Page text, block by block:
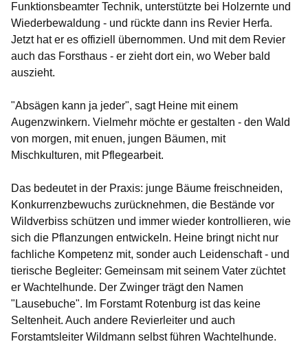
Funktionsbeamter Technik, unterstützte bei Holzernte und
Wiederbewaldung - und rückte dann ins Revier Herfa.
Jetzt hat er es offiziell übernommen. Und mit dem Revier
auch das Forsthaus - er zieht dort ein, wo Weber bald
auszieht.
"Absägen kann ja jeder", sagt Heine mit einem
Augenzwinkern. Vielmehr möchte er gestalten - den Wald
von morgen, mit enuen, jungen Bäumen, mit
Mischkulturen, mit Pflegearbeit.
Das bedeutet in der Praxis: junge Bäume freischneiden,
Konkurrenzbewuchs zurücknehmen, die Bestände vor
Wildverbiss schützen und immer wieder kontrollieren, wie
sich die Pflanzungen entwickeln. Heine bringt nicht nur
fachliche Kompetenz mit, sonder auch Leidenschaft - und
tierische Begleiter: Gemeinsam mit seinem Vater züchtet
er Wachtelhunde. Der Zwinger trägt den Namen
"Lausebuche". Im Forstamt Rotenburg ist das keine
Seltenheit. Auch andere Revierleiter und auch
Forstamtsleiter Wildmann selbst führen Wachtelhunde.